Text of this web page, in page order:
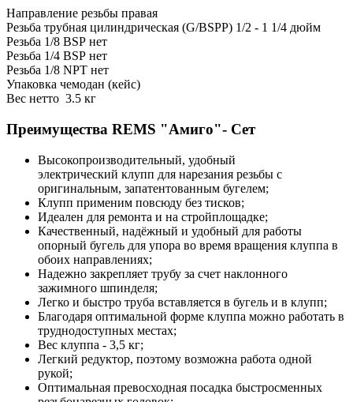
Направление резьбы правая
Резьба трубная цилиндрическая (G/BSPP) 1/2 - 1 1/4 дюйм
Резьба 1/8 BSP нет
Резьба 1/4 BSP нет
Резьба 1/8 NPT нет
Упаковка чемодан (кейс)
Вес нетто 3.5 кг
Преимущества REMS "Амиго"- Сет
Высокопроизводительный, удобный
электрический клупп для нарезания резьбы с
оригинальным, запатентованным бугелем;
Клупп применим повсюду без тисков;
Идеален для ремонта и на стройплощадке;
Качественный, надёжный и удобный для работы
опорный бугель для упора во время вращения клуппа в
обоих направлениях;
Надежно закрепляет трубу за счет наклонного
зажимного шпинделя;
Легко и быстро труба вставляется в бугель и в клупп;
Благодаря оптимальной форме клуппа можно работать в
труднодоступных местах;
Вес клуппа - 3,5 кг;
Легкий редуктор, поэтому возможна работа одной
рукой;
Оптимальная превосходная посадка быстросменных